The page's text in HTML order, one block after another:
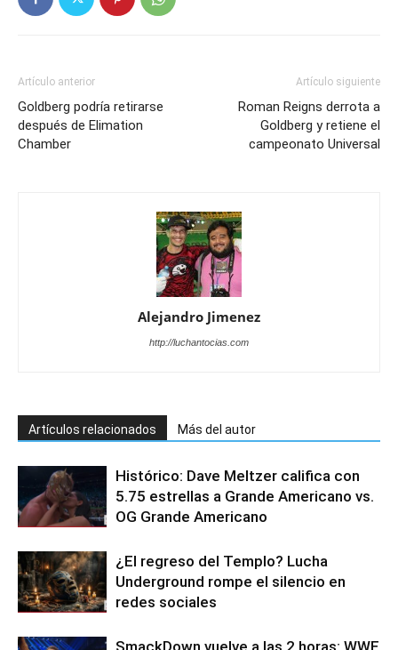
Artículo anterior
Goldberg podría retirarse
después de Elimation
Chamber
Artículo siguiente
Roman Reigns derrota a
Goldberg y retiene el
campeonato Universal
Alejandro Jimenez
http://luchantocias.com
Artículos relacionados Más del autor
Histórico: Dave Meltzer califica con
5.75 estrellas a Grande Americano vs.
OG Grande Americano
¿El regreso del Templo? Lucha
Underground rompe el silencio en
redes sociales